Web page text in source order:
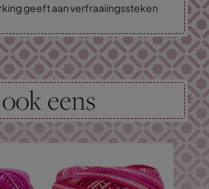
geeft aan verfraaiingssteken
eens